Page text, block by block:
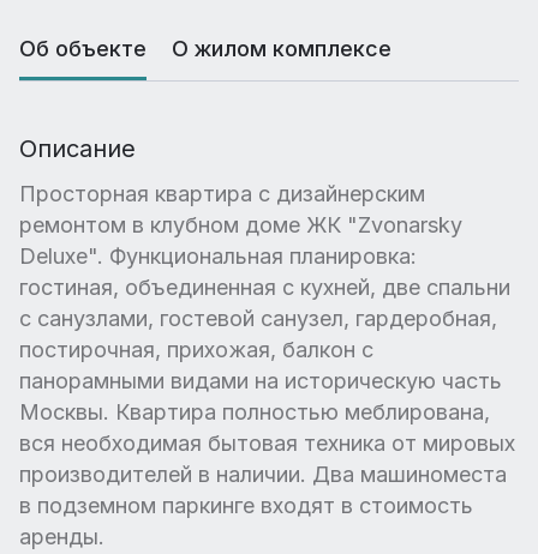
Об объекте О жилом комплексе
Описание
Просторная квартира с дизайнерским
ремонтом в клубном доме ЖК "Zvonarsky
Deluxe". Функциональная планировка:
гостиная, объединенная с кухней, две спальни
с санузлами, гостевой санузел, гардеробная,
постирочная, прихожая, балкон с
панорамными видами на историческую часть
Москвы. Квартира полностью меблирована,
вся необходимая бытовая техника от мировых
производителей в наличии. Два машиноместа
в подземном паркинге входят в стоимость
аренды.